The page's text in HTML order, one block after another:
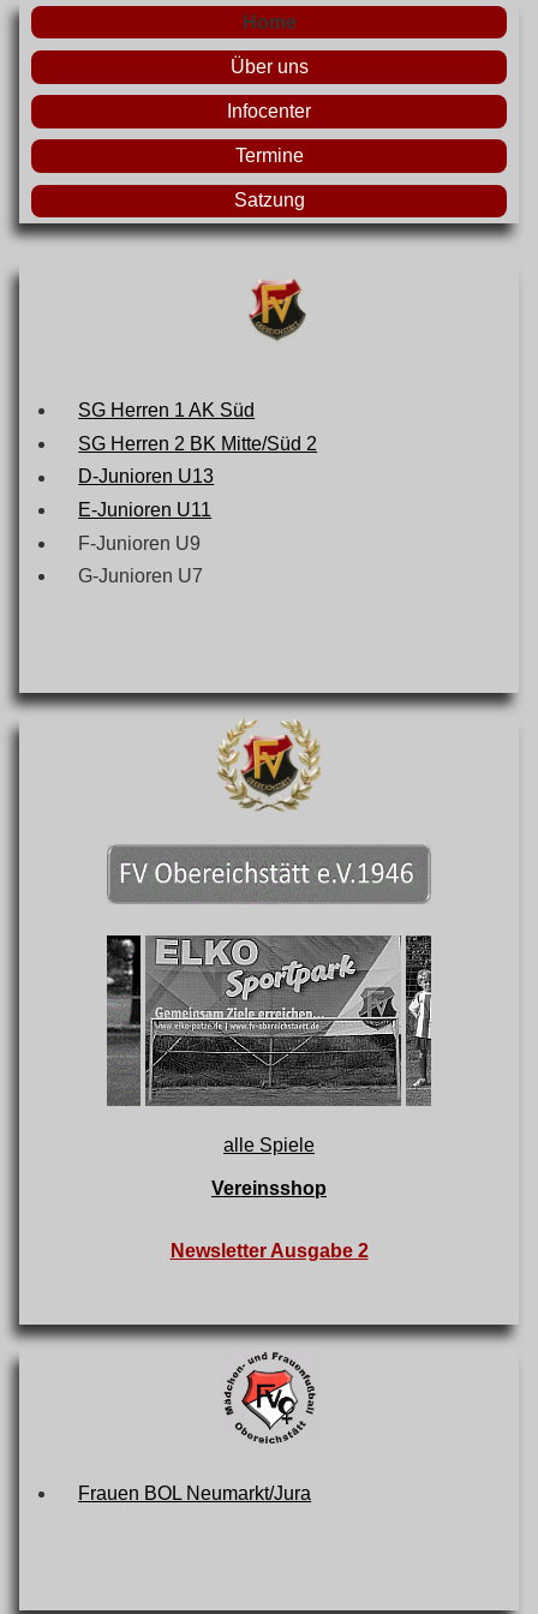
Home
Über uns
Infocenter
Termine
Satzung
SG Herren 1 AK Süd
SG Herren 2 BK Mitte/Süd 2
D-Junioren U13
E-Junioren U11
F-Junioren U9
G-Junioren U7
alle Spiele
Vereinsshop
Newsletter Ausgabe 2
Frauen BOL Neumarkt/Jura